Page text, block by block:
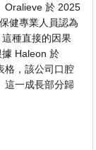
Oralieve 於 2025
健專業人員認為
種直接的因果
Haleon 於
格，該公司口腔
這一成長部分歸